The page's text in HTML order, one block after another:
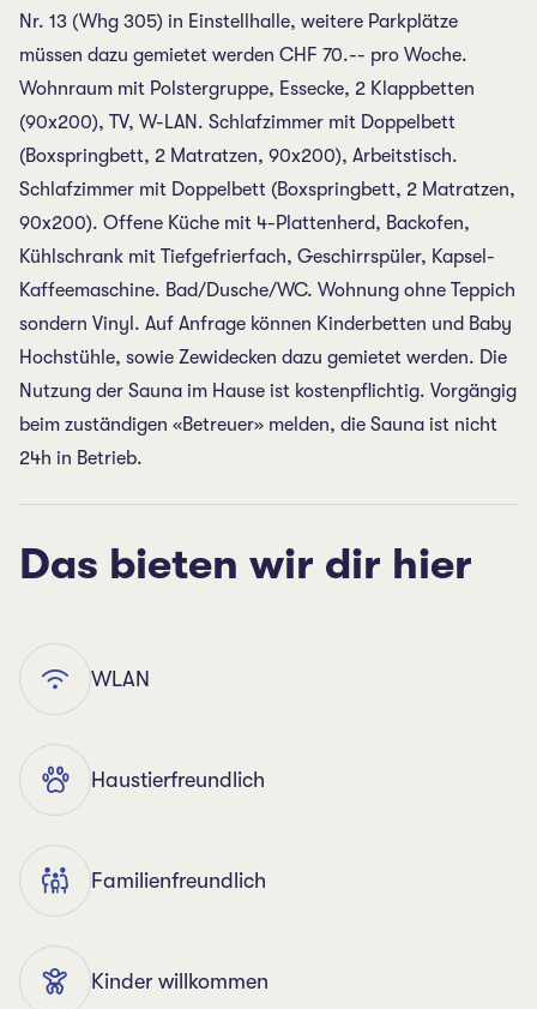
Nr. 13 (Whg 305) in Einstellhalle, weitere Parkplätze
müssen dazu gemietet werden CHF 70.-- pro Woche.
Wohnraum mit Polstergruppe, Essecke, 2 Klappbetten
(90x200), TV, W-LAN. Schlafzimmer mit Doppelbett
(Boxspringbett, 2 Matratzen, 90x200), Arbeitstisch.
Schlafzimmer mit Doppelbett (Boxspringbett, 2 Matratzen,
90x200). Offene Küche mit 4-Plattenherd, Backofen,
Kühlschrank mit Tiefgefrierfach, Geschirrspüler, Kapsel-
Kaffeemaschine. Bad/Dusche/WC. Wohnung ohne Teppich
sondern Vinyl. Auf Anfrage können Kinderbetten und Baby
Hochstühle, sowie Zewidecken dazu gemietet werden. Die
Nutzung der Sauna im Hause ist kostenpflichtig. Vorgängig
beim zuständigen «Betreuer» melden, die Sauna ist nicht
24h in Betrieb.
Das bieten wir dir hier
WLAN
Haustierfreundlich
Familienfreundlich
Kinder willkommen